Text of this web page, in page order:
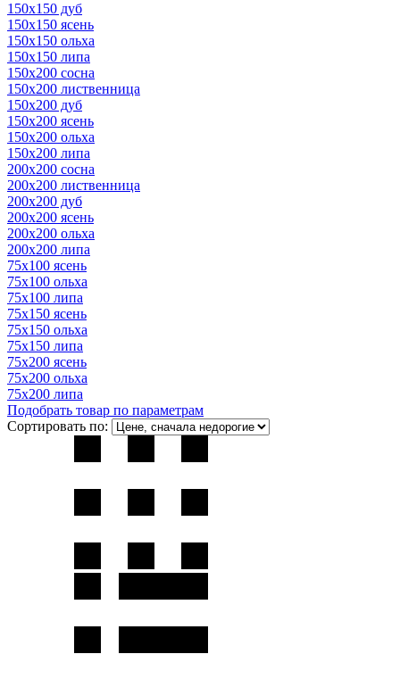
150х150 дуб
150х150 ясень
150х150 ольха
150х150 липа
150х200 сосна
150х200 лиственница
150х200 дуб
150х200 ясень
150х200 ольха
150х200 липа
200х200 сосна
200х200 лиственница
200х200 дуб
200х200 ясень
200х200 ольха
200х200 липа
75х100 ясень
75х100 ольха
75х100 липа
75х150 ясень
75х150 ольха
75х150 липа
75х200 ясень
75х200 ольха
75х200 липа
Подобрать товар по параметрам
Сортировать по: